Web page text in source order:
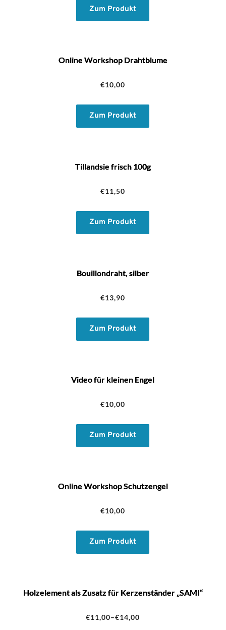
Zum Produkt
Online Workshop Drahtblume
€10,00
Zum Produkt
Tillandsie frisch 100g
€11,50
Zum Produkt
Bouillondraht, silber
€13,90
Zum Produkt
Video für kleinen Engel
€10,00
Zum Produkt
Online Workshop Schutzengel
€10,00
Zum Produkt
Holzelement als Zusatz für Kerzenständer „SAMI“
€11,00–€14,00